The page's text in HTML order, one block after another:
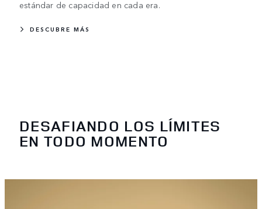
estándar de capacidad en cada era.
DESCUBRE MÁS
DESAFIANDO LOS LÍMITES
EN TODO MOMENTO